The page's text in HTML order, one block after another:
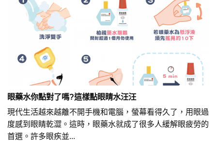
眼藥水你點對了嗎?這樣點眼睛水汪汪
現代生活越來越離不開手機和電腦，螢幕看得久了，用眼過
度感到眼睛乾澀。這時，眼藥水就成了很多人緩解眼疲勞的
首選。許多眼疾並...